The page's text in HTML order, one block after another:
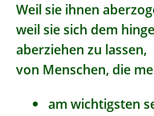
Weil sie ihnen
weil sie sich dem
aberziehen zu lassen,
von Menschen, die
am wichtigsten